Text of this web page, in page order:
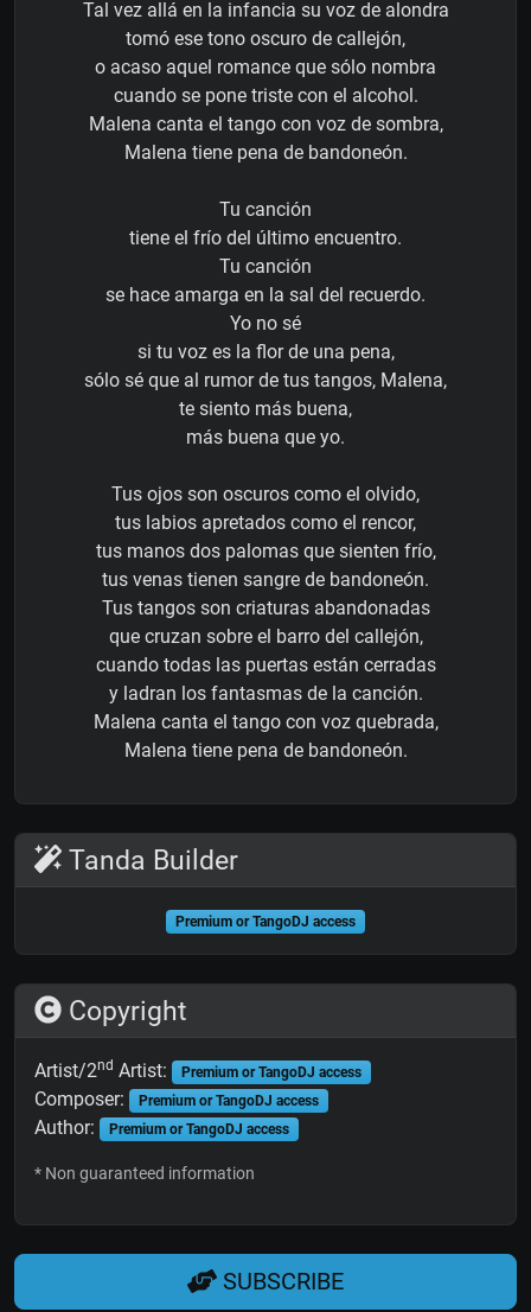
Tal vez allá en la infancia su voz de alondra
tomó ese tono oscuro de callejón,
o acaso aquel romance que sólo nombra
cuando se pone triste con el alcohol.
Malena canta el tango con voz de sombra,
Malena tiene pena de bandoneón.
Tu canción
tiene el frío del último encuentro.
Tu canción
se hace amarga en la sal del recuerdo.
Yo no sé
si tu voz es la flor de una pena,
sólo sé que al rumor de tus tangos, Malena,
te siento más buena,
más buena que yo.
Tus ojos son oscuros como el olvido,
tus labios apretados como el rencor,
tus manos dos palomas que sienten frío,
tus venas tienen sangre de bandoneón.
Tus tangos son criaturas abandonadas
que cruzan sobre el barro del callejón,
cuando todas las puertas están cerradas
y ladran los fantasmas de la canción.
Malena canta el tango con voz quebrada,
Malena tiene pena de bandoneón.
Tanda Builder
Premium or TangoDJ access
Copyright
Artist/2nd Artist: Premium or TangoDJ access
Composer: Premium or TangoDJ access
Author: Premium or TangoDJ access
* Non guaranteed information
SUBSCRIBE